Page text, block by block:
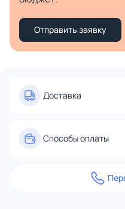
Отправить заявку
Доставка
Способы оплаты